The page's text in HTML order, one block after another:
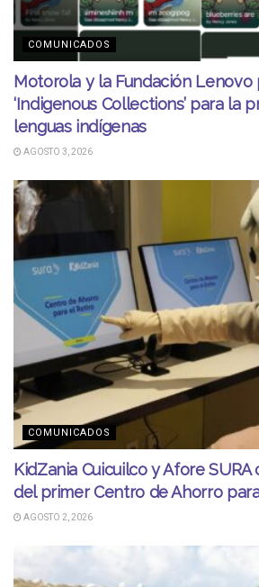
COMUNICADOS
Motorola y la Fundación
‘Indigenous Collections’ para la
lenguas indígenas
AGOSTO 3, 2026
COMUNICADOS
KidZania Cuicuilco y Afore
del primer Centro de Ahorro
AGOSTO 2, 2026